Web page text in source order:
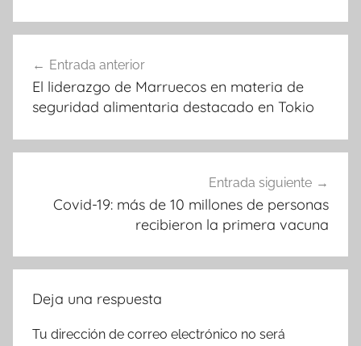
de
entradas
Entrada anterior
El liderazgo de Marruecos en materia de
seguridad alimentaria destacado en Tokio
Entrada siguiente
Covid-19: más de 10 millones de personas
recibieron la primera vacuna
Deja una respuesta
Tu dirección de correo electrónico no será